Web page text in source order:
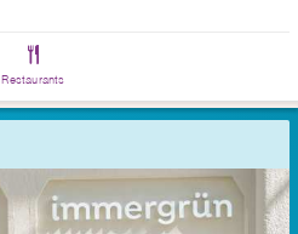
Restaurants